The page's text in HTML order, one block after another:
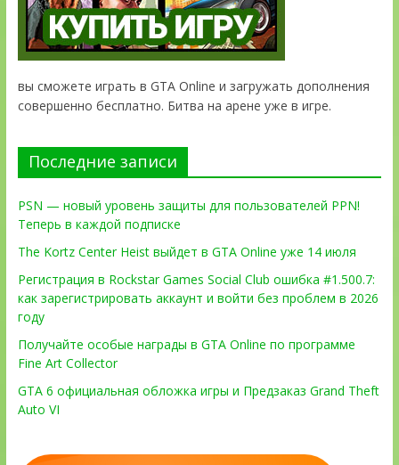
вы сможете играть в GTA Online и загружать дополнения
совершенно бесплатно. Битва на арене уже в игре.
Последние записи
PSN — новый уровень защиты для пользователей PPN!
Теперь в каждой подписке
The Kortz Center Heist выйдет в GTA Online уже 14 июля
Регистрация в Rockstar Games Social Club ошибка #1.500.7:
как зарегистрировать аккаунт и войти без проблем в 2026
году
Получайте особые награды в GTA Online по программе
Fine Art Collector
GTA 6 официальная обложка игры и Предзаказ Grand Theft
Auto VI